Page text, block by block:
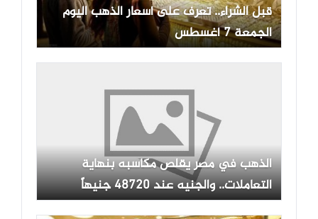
قبل الشراء.. تعرف على أسعار الذهب اليوم
الجمعة 7 أغسطس
الذهب في مصر يقلص مكاسبه بنهاية
التعاملات.. والجنيه عند 48720 جنيهاً